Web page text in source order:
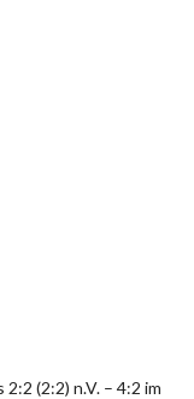
(2:2) n.V. – 4:2 im